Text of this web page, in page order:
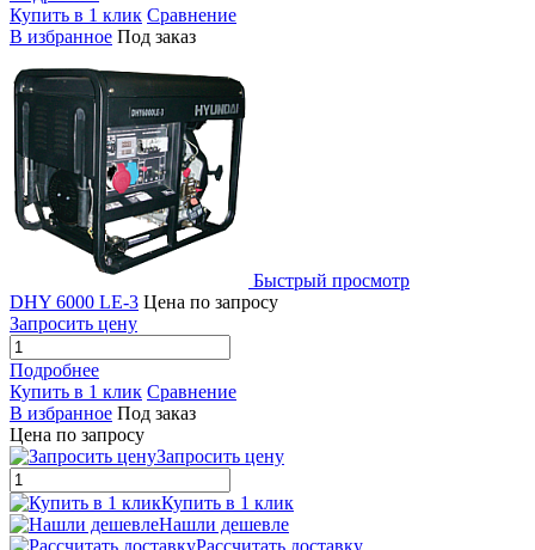
Купить в 1 клик Сравнение
В избранное Под заказ
Быстрый просмотр
DHY 6000 LE-3 Цена по запросу
Запросить цену
Подробнее
Купить в 1 клик Сравнение
В избранное Под заказ
Цена по запросу
Запросить цену
Купить в 1 клик
Нашли дешевле